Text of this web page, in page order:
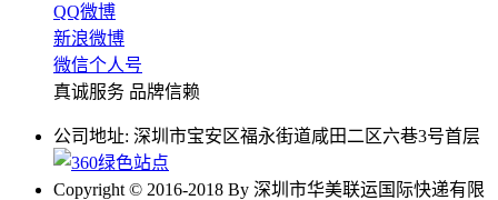
QQ微博
新浪微博
微信个人号
真诚服务 品牌信赖
公司地址: 深圳市宝安区福永街道咸田二区六巷3号首层
Copyright © 2016-2018 By 深圳市华美联运国际快递有限